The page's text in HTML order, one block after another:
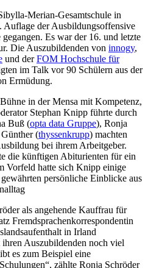
Merian-Gesamtschule in
Auflage der Ausbildungsoffensive
Es war der 16. und letzte
Die Auszubildenden von innogy,
und derFOM Hochschule für
im Talk vor 90 Schülern aus der
Ermüdung.
in der Mensa mit Kompetenz,
Stephan Knipp führte durch
Buß (opta data Gruppe), Ronja
(thyssenkrupp) machten
bei ihrem Arbeitgeber.
die künftigen Abiturienten für ein
Vorfeld hatte sich Knipp einige
persönliche Einblicke aus
als angehende Kauffrau für
Fremdsprachenkorrespondentin
in Irland
ihren Auszubildenden noch viel
es zum Beispiel eine
zählte Ronja Schröder